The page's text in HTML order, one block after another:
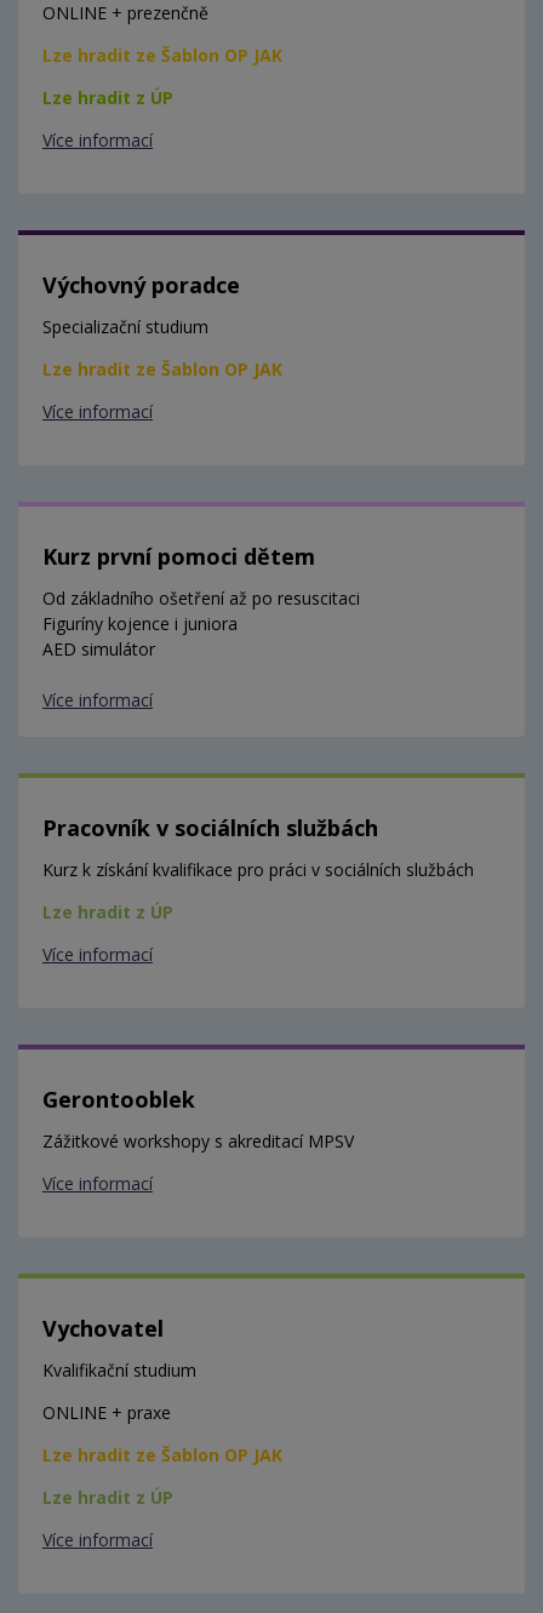
ONLINE + prezenčně
Lze hradit ze Šablon OP JAK
Lze hradit z ÚP
Více informací
Výchovný poradce
Specializační studium
Lze hradit ze Šablon OP JAK
Více informací
Kurz první pomoci dětem
Od základního ošetření až po resuscitaci
Figuríny kojence i juniora
AED simulátor
Více informací
Pracovník v sociálních službách
Kurz k získání kvalifikace pro práci v sociálních službách
Lze hradit z ÚP
Více informací
Gerontooblek
Zážitkové workshopy s akreditací MPSV
Více informací
Vychovatel
Kvalifikační studium
ONLINE + praxe
Lze hradit ze Šablon OP JAK
Lze hradit z ÚP
Více informací